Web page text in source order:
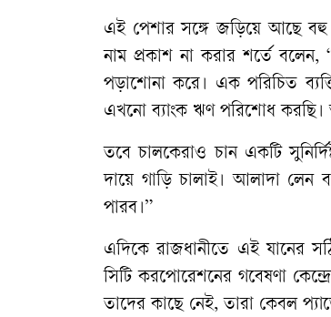
​এই পেশার সঙ্গে জড়িয়ে আছে বহু
নাম প্রকাশ না করার শর্তে
পড়াশোনা করে। এক পরিচিত
এখনো ব্যাংক ঋণ পরিশোধ করছি।
তবে চালকেরাও চান একটি
দায়ে গাড়ি চালাই। আলাদা লেন
পারব।”
​এদিকে রাজধানীতে এই যানের
সিটি করপোরেশনের গবেষণা
তাদের কাছে নেই, তারা কেবল